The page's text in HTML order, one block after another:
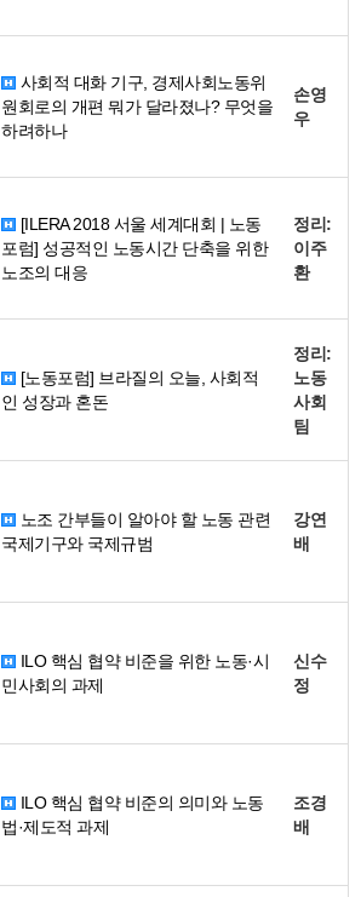
사회적 대화 기구, 경제사회노동위
원회로의 개편 뭐가 달라졌나? 무엇을
하려하나
손영
우
[ILERA 2018 서울 세계대회 | 노동
포럼] 성공적인 노동시간 단축을 위한
노조의 대응
정리:
이주
환
[노동포럼] 브라질의 오늘, 사회적
인 성장과 혼돈
정리:
노동
사회
팀
노조 간부들이 알아야 할 노동 관련
국제기구와 국제규범
강연
배
ILO 핵심 협약 비준을 위한 노동·시
민사회의 과제
신수
정
ILO 핵심 협약 비준의 의미와 노동
법·제도적 과제
조경
배